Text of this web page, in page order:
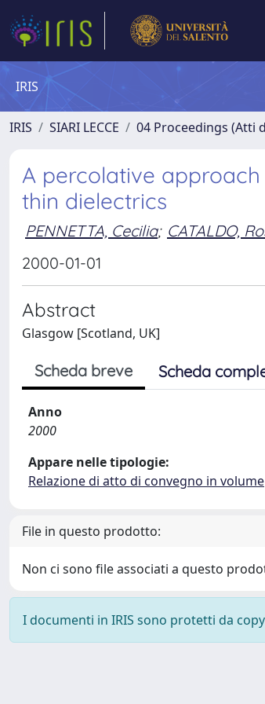
IRIS
IRIS SIARI LECCE 04 Proceedings (Atti
A percolative
thin dielectrics
PENNETTA, Cecilia; CATALDO,
2000-01-01
Abstract
Glasgow [Scotland, UK]
Scheda breve Scheda
Anno
2000
Appare nelle tipologie:
Relazione di atto di convegno in volume
File in questo prodotto:
Non ci sono file associati a questo
I documenti in IRIS sono protetti da